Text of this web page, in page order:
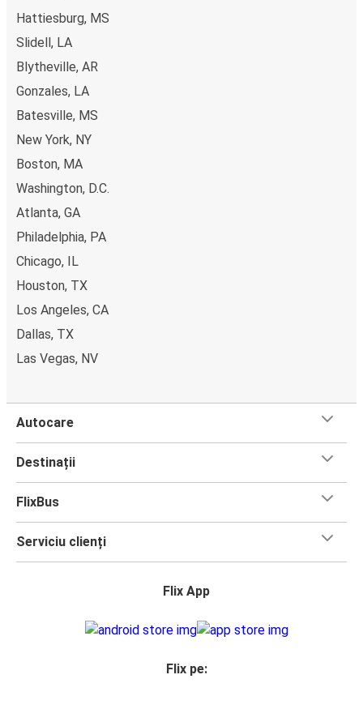
pe ruta Cape Girardeau, poți alege între diferite metode
sigure de plată online, cum ar fi card de credit, PayPal,
Google și Apple Pay. Alternativ, poți plăti în numerar la
bordul autocarelor sau la unul din punctele de vânzare.
Hattiesburg, MS
Slidell, LA
Blytheville, AR
Gonzales, LA
Batesville, MS
New York, NY
Boston, MA
Washington, D.C.
Atlanta, GA
Philadelphia, PA
Chicago, IL
Houston, TX
Los Angeles, CA
Dallas, TX
Las Vegas, NV
Autocare
Destinații
FlixBus
Serviciu clienți
Flix App
Flix pe: